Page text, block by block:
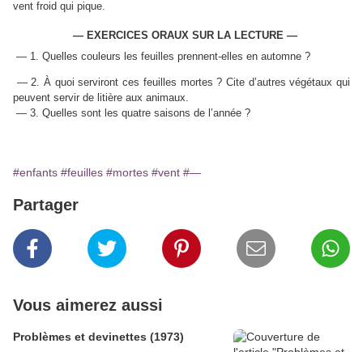
vent froid qui pique.
— EXERCICES ORAUX SUR LA LECTURE —
— 1. Quelles couleurs les feuilles prennent-elles en automne ?
— 2.À quoi serviront ces feuilles mortes ? Cite d’autres végétaux qui
peuvent servir de litière aux animaux.
— 3. Quelles sont les quatre saisons de l’année ?
#enfants #feuilles #mortes #vent #—
Partager
Vous aimerez aussi
Problèmes et devinettes (1973)